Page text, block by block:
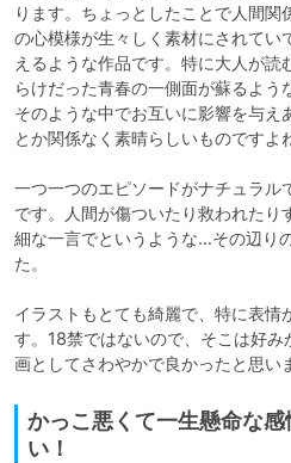
ります。ちょっとしたことで人間
の心模様が生々しく素材にされてい
えるような作品です。特に大人が
らけだった青春の一側面が蘇るよう
そのような中でお互いに影響を与え
とか関係なく素晴らしいものですよ
一つ一つのエピソードがナチュラル
です。人間が傷ついたり救われたり
細な一言でというような…その辺り
た。
イラストもとても綺麗で、特に表情
す。18禁ではないので、そこは好
画としてさわやかで良かったと思い
かっこ悪くて一生懸命な
い！